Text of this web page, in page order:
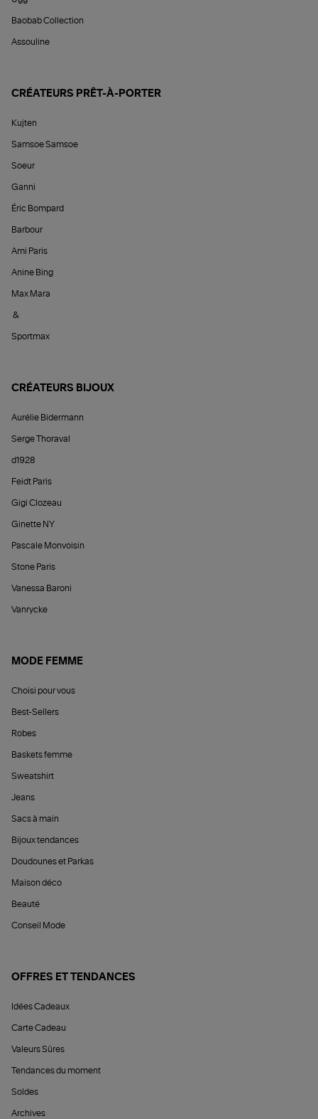
Baobab Collection
Assouline
CRÉATEURS PRÊT-À-PORTER
Kujten
Samsoe Samsoe
Soeur
Ganni
Éric Bompard
Barbour
Ami Paris
Anine Bing
Max Mara
&
Sportmax
CRÉATEURS BIJOUX
Aurélie Bidermann
Serge Thoraval
d1928
Feidt Paris
Gigi Clozeau
Ginette NY
Pascale Monvoisin
Stone Paris
Vanessa Baroni
Vanrycke
MODE FEMME
Choisi pour vous
Best-Sellers
Robes
Baskets femme
Sweatshirt
Jeans
Sacs à main
Bijoux tendances
Doudounes et Parkas
Maison déco
Beauté
Conseil Mode
OFFRES ET TENDANCES
Idées Cadeaux
Carte Cadeau
Valeurs Sûres
Tendances du moment
Soldes
Archives